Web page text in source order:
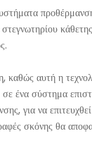
καθώς αυτή η
ένα σύστημα
για να
σκόνης θα